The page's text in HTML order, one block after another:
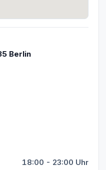
Berlin
18:00 - 23:00 Uhr